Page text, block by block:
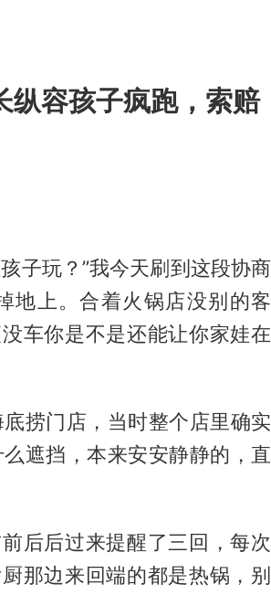
纵容孩子疯跑，索赔
子玩？”我今天刷到这段协商
地上。合着火锅店没别的客
车你是不是还能让你家娃在
捞门店，当时整个店里确实
遮挡，本来安安静静的，直
后后过来提醒了三回，每次
那边来回端的都是热锅，别